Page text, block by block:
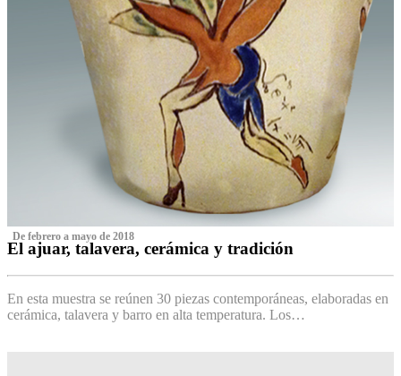
‌ De febrero a mayo de 2018
El ajuar, talavera, cerámica y tradición
En esta muestra se reúnen 30 piezas contemporáneas, elaboradas en
cerámica, talavera y barro en alta temperatura. Los…